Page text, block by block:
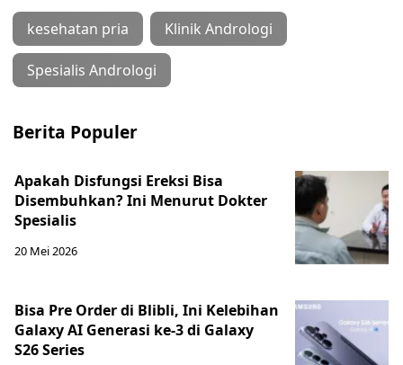
kesehatan pria Klinik Andrologi
Spesialis Andrologi
Berita Populer
Apakah Disfungsi Ereksi Bisa
Disembuhkan? Ini Menurut Dokter
Spesialis
20 Mei 2026
Bisa Pre Order di Blibli, Ini Kelebihan
Galaxy AI Generasi ke-3 di Galaxy
S26 Series